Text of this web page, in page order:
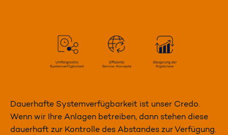
Dauerhafte Systemverfügbarkeit ist unser Credo.
Wenn wir Ihre Anlagen betreiben, dann stehen diese
dauerhaft zur Kontrolle des Abstandes zur Verfügung.